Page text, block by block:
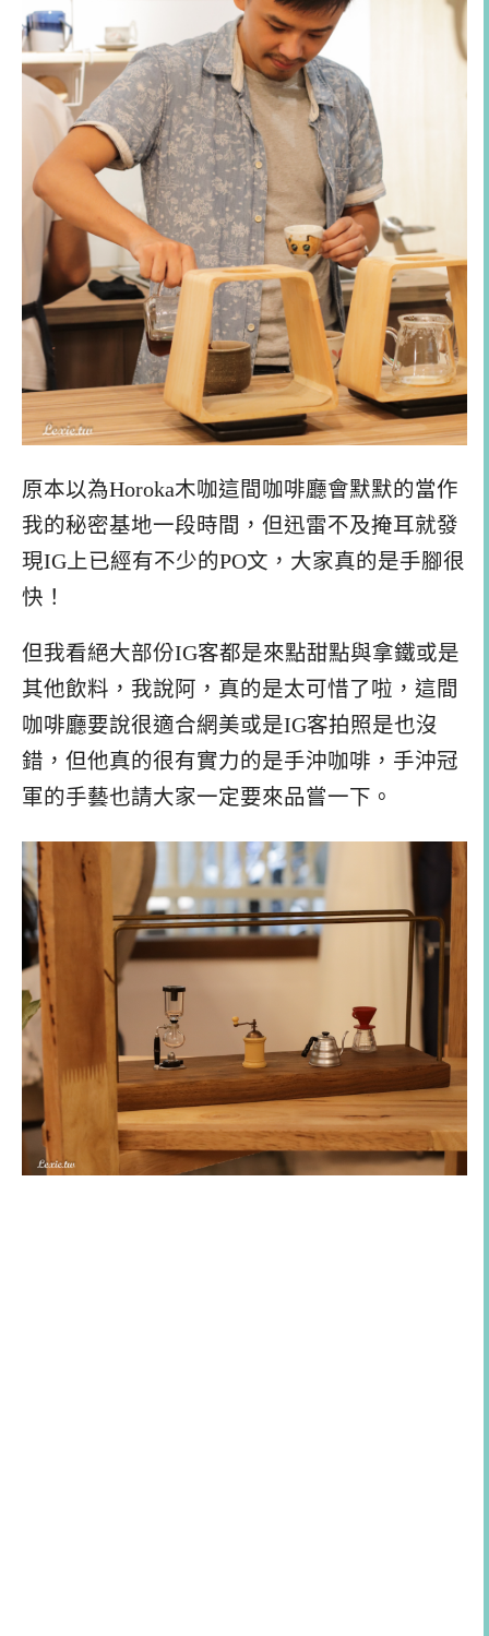
原本以為Horoka木咖這間咖啡廳會默默的當作
我的秘密基地一段時間，但迅雷不及掩耳就發
現IG上已經有不少的PO文，大家真的是手腳很
快！
但我看絕大部份IG客都是來點甜點與拿鐵或是
其他飲料，我說阿，真的是太可惜了啦，這間
咖啡廳要說很適合網美或是IG客拍照是也沒
錯，但他真的很有實力的是手沖咖啡，手沖冠
軍的手藝也請大家一定要來品嘗一下。